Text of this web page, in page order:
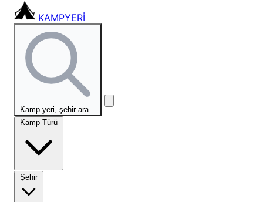
KAMPYERİ
Kamp yeri, şehir ara...
Kamp Türü
Şehir